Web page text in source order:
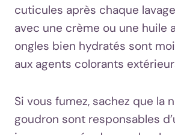
cuticules après chaque
avec une crème ou une huile
ongles bien hydratés sont
aux agents colorants
Si vous fumez, sachez que la
goudron sont responsables